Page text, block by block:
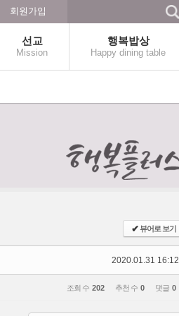
회원가입
선교
Mission
행복밥상
Happy dining table
✔뷰어로 보기
2020.01.31 16:12
조회 수 202 추천 수 0 댓글 0